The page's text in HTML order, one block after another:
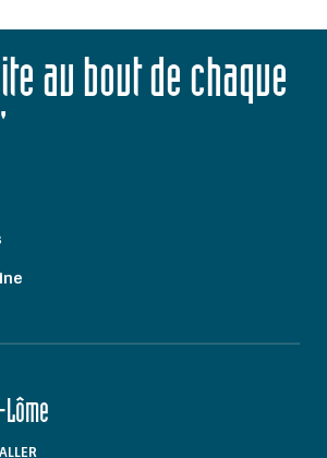
au bout de chaque